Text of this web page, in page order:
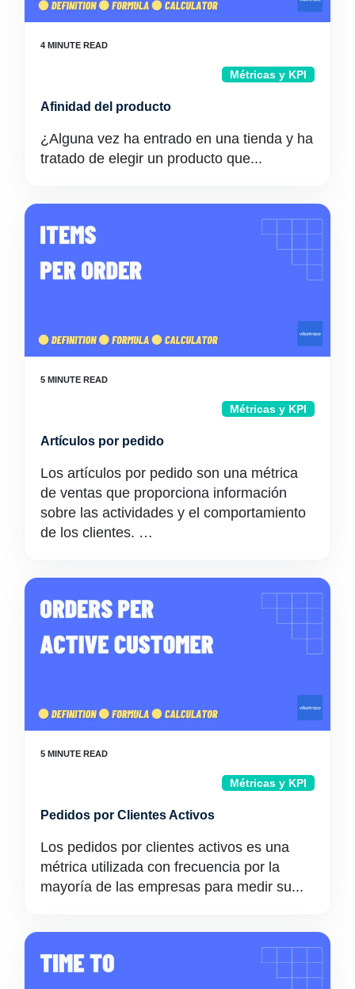
Métricas y KPI
Afinidad del producto
¿Alguna vez ha entrado en una tienda y ha
tratado de elegir un producto que...
Métricas y KPI
Artículos por pedido
Los artículos por pedido son una métrica
de ventas que proporciona información
sobre las actividades y el comportamiento
de los clientes. …
Métricas y KPI
Pedidos por Clientes Activos
Los pedidos por clientes activos es una
métrica utilizada con frecuencia por la
mayoría de las empresas para medir su...